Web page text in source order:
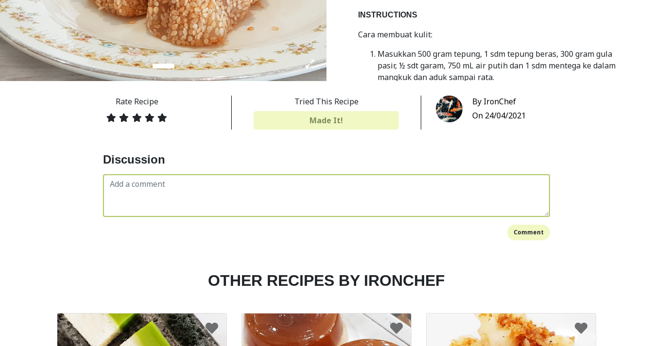
INSTRUCTIONS
Cara membuat kulit:
Masukkan 500 gram tepung, 1 sdm tepung beras, 300 gram gula
pasir, ½ sdt garam, 750 mL air putih dan 1 sdm mentega ke dalam
mangkuk dan aduk sampai rata.
Kukus adonan kulit hingga matang. Aduk adonannya sekali-kali
agar adonan tidak kaku.
Letakkan adonan di atas nampan yang sebelumnya sudah
Blender kasar 100 gram gula pasir, 100 gram wijen putih dan 250
isi secukupnya dan masukkan adonan isi ke adonan kulit.
Bulatkan adonan kulit hingga adonan isi tertutup.
Celupkan adonan ke dalam air dan gulingkan di atas wijen.
Panaskan minyak di wajan dan goreng adonan hingga warna
berubah menjadi kecoklatan. Setelah itu, angkat dan tiriskan.
Rate Recipe
Tried This Recipe
Made It!
By IronChef
On 24/04/2021
Discussion
Comment
OTHER RECIPES BY IRONCHEF